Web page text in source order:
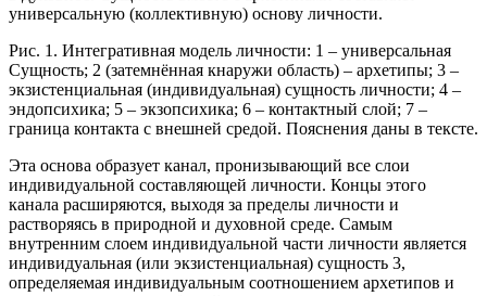
универсальную (коллективную) основу личности.
Рис. 1. Интегративная модель личности: 1 – универсальная
Сущность; 2 (затемнённая кнаружи область) – архетипы; 3 –
экзистенциальная (индивидуальная) сущность личности; 4 –
эндопсихика; 5 – экзопсихика; 6 – контактный слой; 7 –
граница контакта с внешней средой. Пояснения даны в тексте.
Эта основа образует канал, пронизывающий все слои
индивидуальной составляющей личности. Концы этого
канала расширяются, выходя за пределы личности и
растворяясь в природной и духовной среде. Самым
внутренним слоем индивидуальной части личности является
индивидуальная (или экзистенциальная) сущность 3,
определяемая индивидуальным соотношением архетипов и